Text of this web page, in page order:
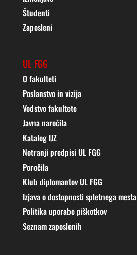
Študenti
Zaposleni
UL FGG
O fakulteti
Poslanstvo in vizija
Vodstvo fakultete
Javna naročila
Katalog IJZ
Notranji predpisi UL FGG
Poročila
Klub diplomantov UL FGG
Izjava o dostopnosti spletnega mesta
Politika uporabe piškotkov
Seznam zaposlenih